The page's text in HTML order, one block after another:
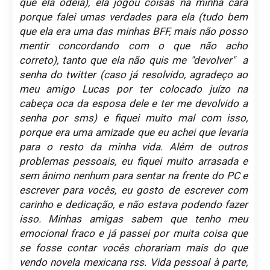
que ela odeia), ela jogou coisas na minha cara
porque falei umas verdades para ela (tudo bem
que ela era uma das minhas BFF, mais não posso
mentir concordando com o que não acho
correto), tanto que ela não quis me "devolver" a
senha do twitter (caso já resolvido, agradeço ao
meu amigo Lucas por ter colocado juízo na
cabeça oca da esposa dele e ter me devolvido a
senha por sms) e fiquei muito mal com isso,
porque era uma amizade que eu achei que levaria
para o resto da minha vida. Além de outros
problemas pessoais, eu fiquei muito arrasada e
sem ânimo nenhum para sentar na frente do PC e
escrever para vocês, eu gosto de escrever com
carinho e dedicação,e não estava podendo fazer
isso. Minhas amigas sabem que tenho meu
emocional fraco e já passei por muita coisa que
se fosse contar vocês chorariam mais do que
vendo novela mexicana rss. Vida pessoal à parte,